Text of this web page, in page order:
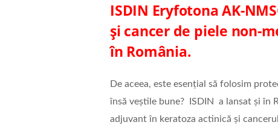
ISDIN Eryfotona AK-
și cancer de piele non-
în România.
De aceea, este esențial să folosim
însă veștile bune? ISDIN a lansat și în
adjuvant în keratoza actinică și